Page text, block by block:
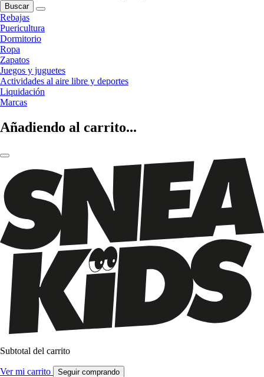
Buscar
Rebajas
Puericultura
Dormitorio
Ropa
Zapatos
Juegos y juguetes
Actividades al aire libre y deportes
Liquidación
Marcas
Añadiendo al carrito...
Subtotal del carrito
Ver mi carrito Seguir comprando